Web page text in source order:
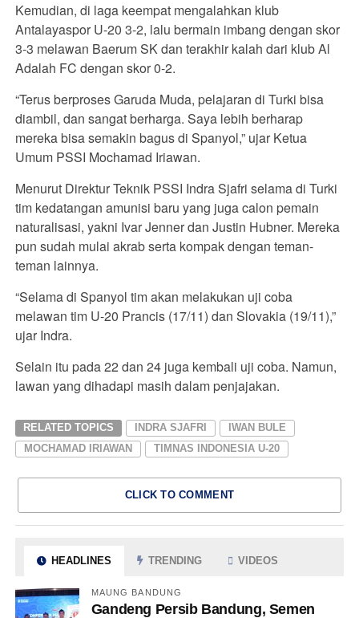
Kemudian, di laga keempat mengalahkan klub
Antalayaspor U-20 3-2, lalu bermain imbang dengan skor
3-3 melawan Baerum SK dan terakhir kalah dari klub Al
Adalah FC dengan skor 0-2.
“Terus berproses Garuda Muda, pelajaran di Turki bisa
diambil, dan sangat berharga. Saya lebih berharap
mereka bisa semakin bagus di Spanyol,” ujar Ketua
Umum PSSI Mochamad Iriawan.
Menurut Direktur Teknik PSSI Indra Sjafri selama di Turki
tim kedatangan amunisi baru yang juga calon pemain
naturalisasi, yakni Ivar Jenner dan Justin Hubner. Mereka
pun sudah mulai akrab serta kompak dengan teman-
teman lainnya.
“Selama di Spanyol tim akan melakukan uji coba
melawan tim U-20 Prancis (17/11) dan Slovakia (19/11),”
ujar Indra.
Selain itu pada 22 dan 24 juga kembali uji coba. Namun,
lawan yang dihadapi masih dalam penjajakan.
RELATED TOPICS INDRA SJAFRI
IWAN BULE
MOCHAMAD IRIAWAN
TIMNAS INDONESIA U-20
CLICK TO COMMENT
HEADLINES TRENDING VIDEOS
MAUNG BANDUNG
Gandeng Persib Bandung, Semen